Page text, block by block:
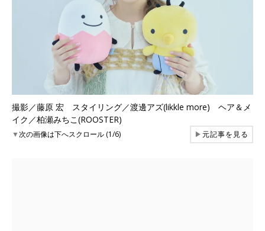
撮影／藤原 宏 スタイリング／渡邊アズ(likkle more) ヘア＆メ
イク／柏瀬みちこ(ROOSTER)
▼次の画像は下へスクロール (1/6) ▶元記事を見る